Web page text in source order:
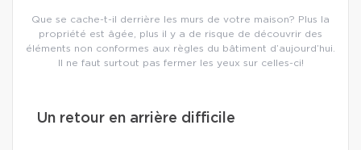
Que se cache-t-il derrière les murs de votre maison? Plus la
propriété est âgée, plus il y a de risque de découvrir des
éléments non conformes aux règles du bâtiment d’aujourd’hui.
Il ne faut surtout pas fermer les yeux sur celles-ci!
Un retour en arrière difficile